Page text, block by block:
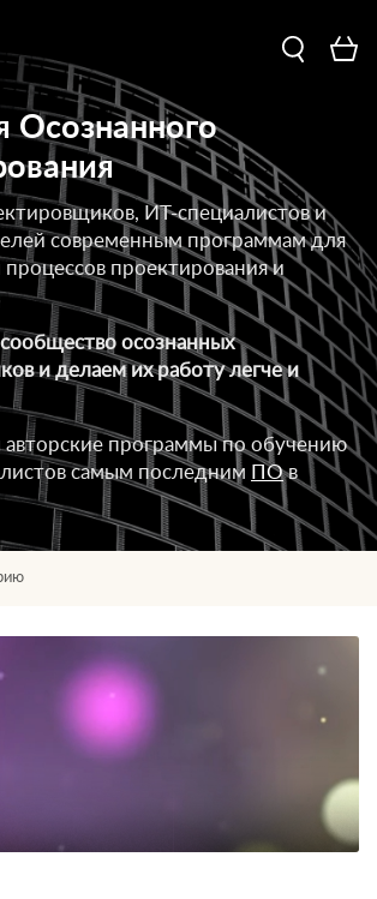
Осознанного
ИТ-специалистов и
современным программам для
проектирования и
осознанных
и делаем их работу легче и
авторские программы по обучению
самым последним ПОв